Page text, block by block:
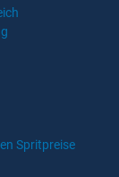
Spritpreise